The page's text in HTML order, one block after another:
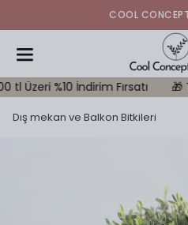
COOL
%10 İndirim Fırsatı 🎁 Tüm
Dış mekan ve Balkon Bitkileri